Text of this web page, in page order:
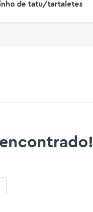
de tatu/tartaletes